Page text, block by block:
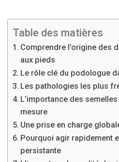
Table des matières
Comprendre l’origine des
aux pieds
Le rôle clé du podologue
Les pathologies les plus
L’importance des
mesure
Une prise en charge
Pourquoi agir rapidement
persistante